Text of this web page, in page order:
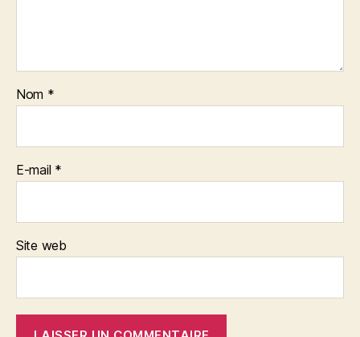
Nom *
E-mail *
Site web